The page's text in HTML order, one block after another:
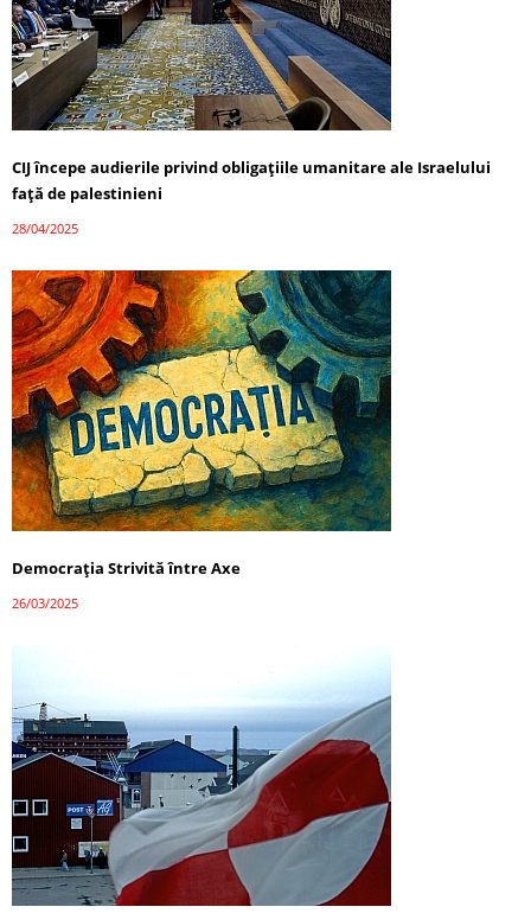
CIJ începe audierile privind obligațiile umanitare ale Israelului
față de palestinieni
28/04/2025
Democrația Strivită între Axe
26/03/2025